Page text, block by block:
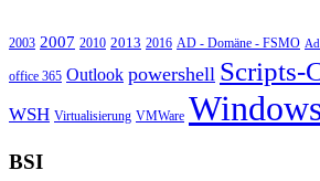
2003 2007 2010 2013 2016 AD - Domäne - FSMO
office 365 Outlook powershell Scripts-
WSH Virtualisierung VMWare
BSI